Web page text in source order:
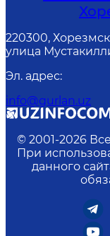
220300,
улица
Эл. адрес:
info@gurlan.uz
© 2001-2026
При
данного